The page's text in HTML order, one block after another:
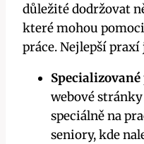
důležité dodržovat
které mohou
práce. Nejlepší praxí
webové
speciálně na
seniory, kde